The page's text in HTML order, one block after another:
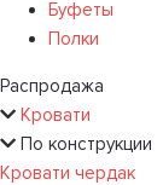
Буфеты
Полки
Распродажа
Кровати
По конструкции
Кровати чердак